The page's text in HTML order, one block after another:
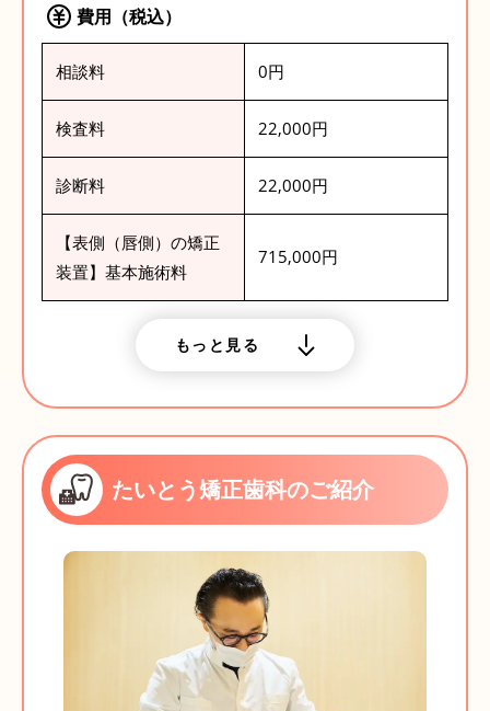
費用（税込）
相談料 0円
検査料 22,000円
診断料 22,000円
【表側（唇側）の矯正
装置】基本施術料
715,000円
もっと見る
たいとう矯正歯科のご紹介